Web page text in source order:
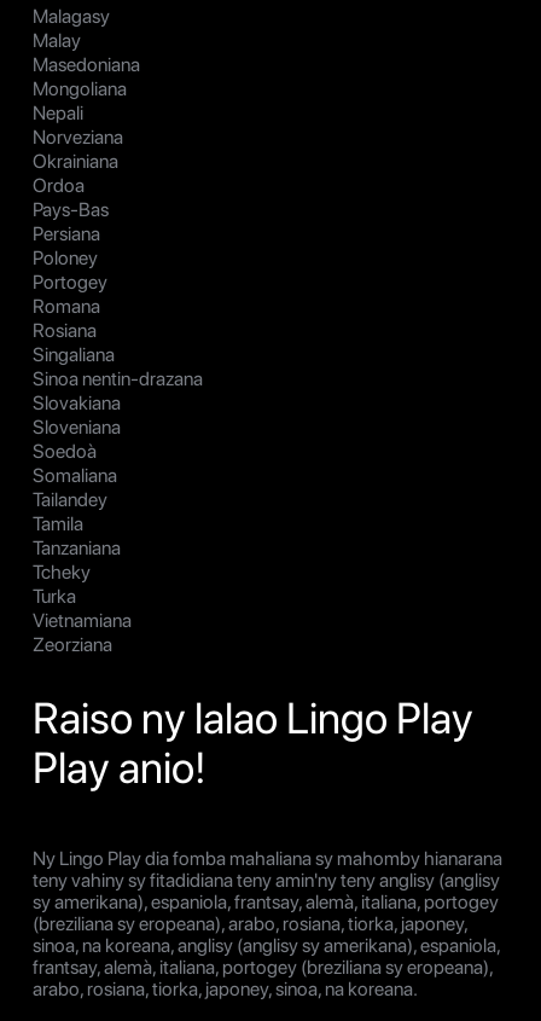
Malagasy
Malay
Masedoniana
Mongoliana
Nepali
Norveziana
Okrainiana
Ordoa
Pays-Bas
Persiana
Poloney
Portogey
Romana
Rosiana
Singaliana
Sinoa nentin-drazana
Slovakiana
Sloveniana
Soedoà
Somaliana
Tailandey
Tamila
Tanzaniana
Tcheky
Turka
Vietnamiana
Zeorziana
Raiso ny lalao Lingo Play
Play anio!
Ny Lingo Play dia fomba mahaliana sy mahomby hianarana
teny vahiny sy fitadidiana teny amin'ny teny anglisy (anglisy
sy amerikana), espaniola, frantsay, alemà, italiana, portogey
(breziliana sy eropeana), arabo, rosiana, tiorka, japoney,
sinoa, na koreana, anglisy (anglisy sy amerikana), espaniola,
frantsay, alemà, italiana, portogey (breziliana sy eropeana),
arabo, rosiana, tiorka, japoney, sinoa, na koreana.